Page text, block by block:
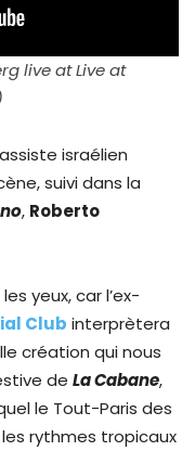
live at Live at
israélien
suivi dans la
, Roberto
yeux, car l’ex-
Club interprètera
création qui nous
de La Cabane,
le Tout-Paris des
rythmes tropicaux